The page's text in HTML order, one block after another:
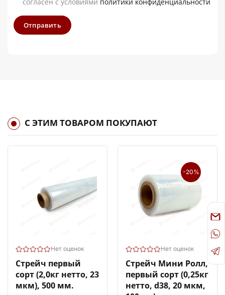
согласен с условиями политики конфиденциальности
Отправить
С ЭТИМ ТОВАРОМ ПОКУПАЮТ
Нет оценок
Стрейч первый
сорт (2,0кг нетто, 23
мкм), 500 мм.
-20%
Нет оценок
Стрейч Мини Ролл,
первый сорт (0,25кг
нетто, d38, 20 мкм,